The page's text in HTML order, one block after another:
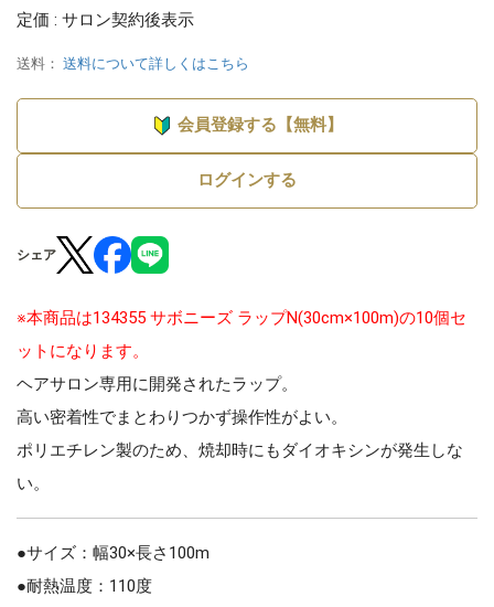
定価 : サロン契約後表示
送料： 送料について詳しくはこちら
会員登録する【無料】
ログインする
シェア
※本商品は134355 サボニーズ ラップN(30cm×100m)の10個セ
ットになります。
ヘアサロン専用に開発されたラップ。
高い密着性でまとわりつかず操作性がよい。
ポリエチレン製のため、焼却時にもダイオキシンが発生しな
い。
●サイズ：幅30×長さ100m
●耐熱温度：110度